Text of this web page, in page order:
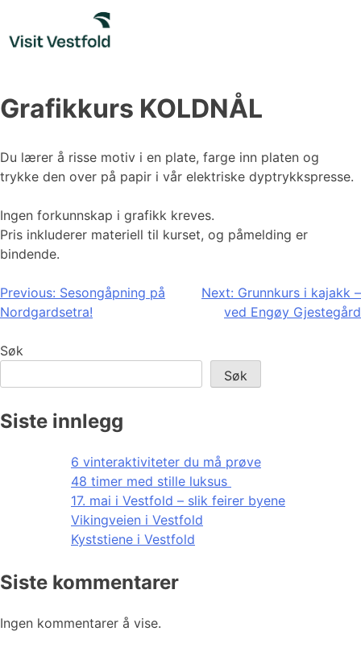
content
Grafikkurs KOLDNÅL
Du lærer å risse motiv i en plate, farge inn platen og
trykke den over på papir i vår elektriske dyptrykkspresse.
Ingen forkunnskap i grafikk kreves.
Pris inkluderer materiell til kurset, og påmelding er
bindende.
Innleggsnavigasjon
Previous: Sesongåpning på
Nordgardsetra!
Next: Grunnkurs i kajakk –
ved Engøy Gjestegård
Søk
Søk
Siste innlegg
6 vinteraktiviteter du må prøve
48 timer med stille luksus
17. mai i Vestfold – slik feirer byene
Vikingveien i Vestfold
Kyststiene i Vestfold
Siste kommentarer
Ingen kommentarer å vise.